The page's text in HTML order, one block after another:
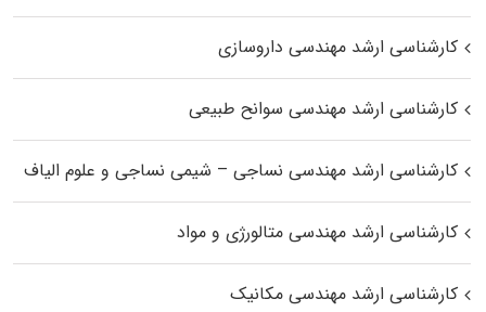
کارشناسی ارشد مهندسی داروسازی
کارشناسی ارشد مهندسی سوانح طبیعی
کارشناسی ارشد مهندسی نساجی – شیمی نساجی و علوم الیاف
کارشناسی ارشد مهندسی متالورژی و مواد
کارشناسی ارشد مهندسی مکانیک